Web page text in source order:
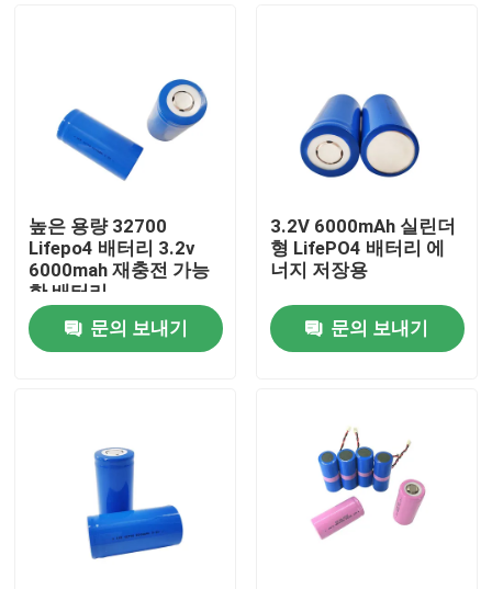
제품 소개
높은 용량 32700
Lifepo4 배터리 3.2v
6000mah 재충전 가능
한 배터리
문의 보내기
3.2V 6000mAh 실린더
형 LifePO4 배터리 에
너지 저장용
문의 보내기